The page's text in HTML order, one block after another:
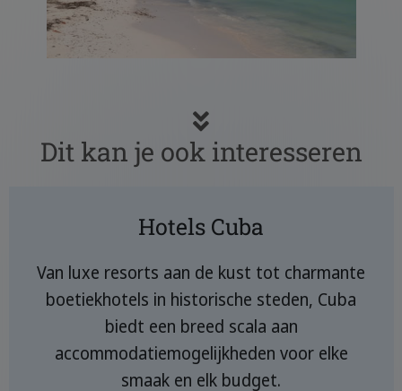
Dit kan je ook interesseren
Hotels Cuba
Van luxe resorts aan de kust tot charmante
boetiekhotels in historische steden, Cuba
biedt een breed scala aan
accommodatiemogelijkheden voor elke
smaak en elk budget.